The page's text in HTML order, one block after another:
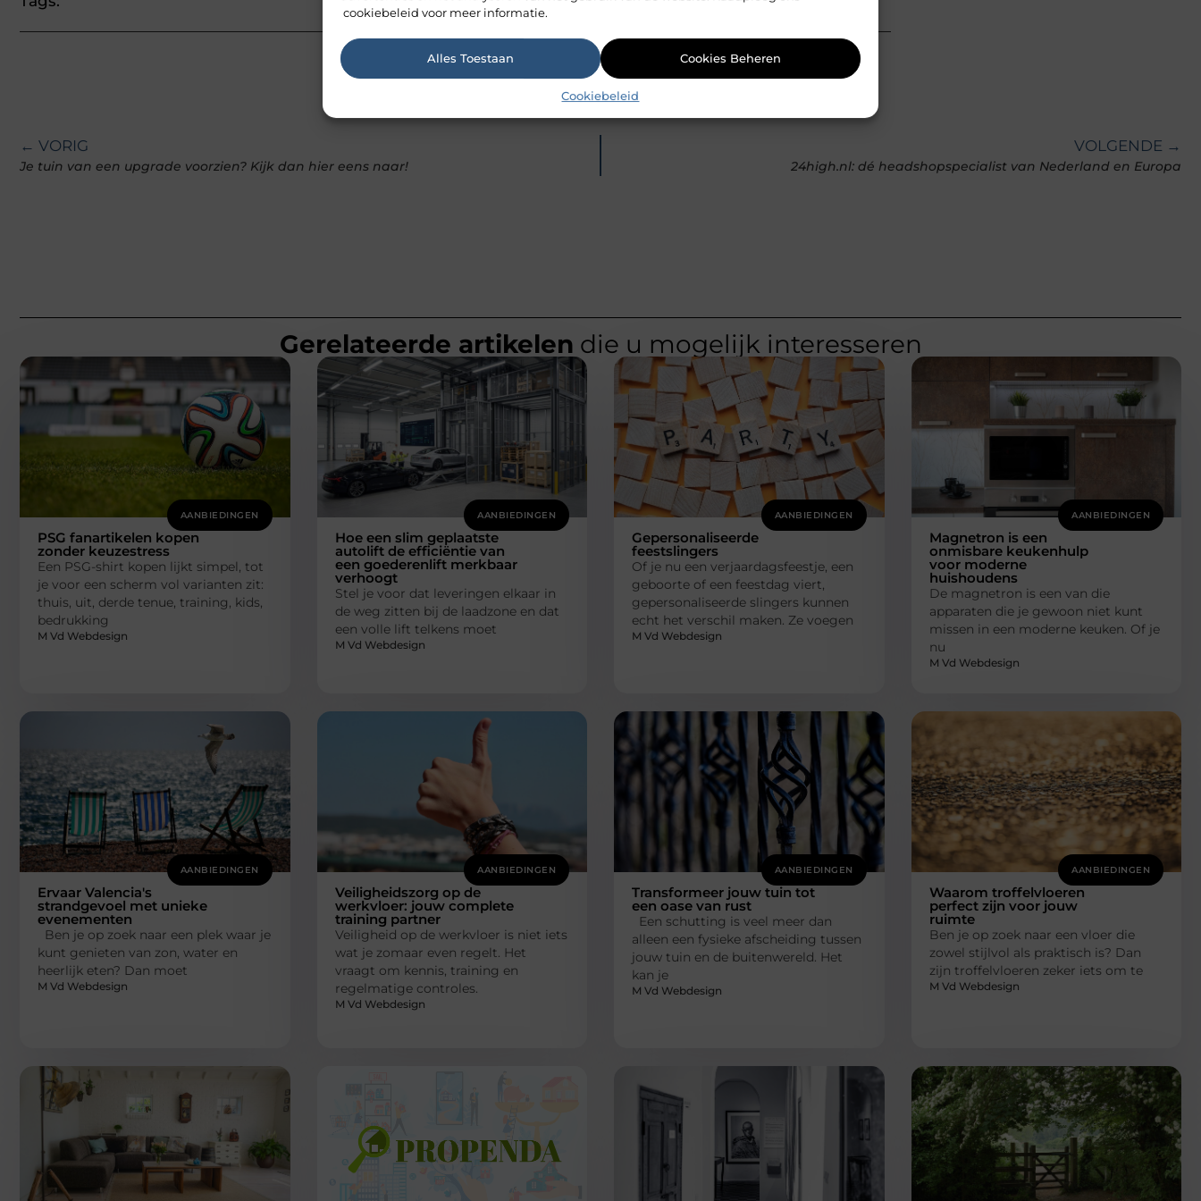
cookiebeleid voor meer informatie.
Alles Toestaan Cookies Beheren
Cookiebeleid
← VORIG
Je tuin van een upgrade voorzien? Kijk dan hier eens naar!
VOLGENDE →
24high.nl: dé headshopspecialist van Nederland en Europa
Gerelateerde artikelen die u mogelijk interesseren
AANBIEDINGEN
PSG fanartikelen kopen
zonder keuzestress
Een PSG-shirt kopen lijkt simpel, tot
je voor een scherm vol varianten zit:
thuis, uit, derde tenue, training, kids,
bedrukking
M Vd Webdesign
AANBIEDINGEN
Hoe een slim geplaatste
autolift de efficiëntie van
een goederenlift merkbaar
verhoogt
Stel je voor dat leveringen elkaar in
de weg zitten bij de laadzone en dat
een volle lift telkens moet
M Vd Webdesign
AANBIEDINGEN
Gepersonaliseerde
feestslingers
Of je nu een verjaardagsfeestje, een
geboorte of een feestdag viert,
gepersonaliseerde slingers kunnen
echt het verschil maken. Ze voegen
M Vd Webdesign
AANBIEDINGEN
Magnetron is een
onmisbare keukenhulp
voor moderne
huishoudens
De magnetron is een van die
apparaten die je gewoon niet kunt
missen in een moderne keuken. Of je
nu
M Vd Webdesign
AANBIEDINGEN
Ervaar Valencia's
strandgevoel met unieke
evenementen
Ben je op zoek naar een plek waar je
kunt genieten van zon, water en
heerlijk eten? Dan moet
M Vd Webdesign
AANBIEDINGEN
Veiligheidszorg op de
werkvloer: jouw complete
training partner
Veiligheid op de werkvloer is niet iets
wat je zomaar even regelt. Het
vraagt om kennis, training en
regelmatige controles.
M Vd Webdesign
AANBIEDINGEN
Transformeer jouw tuin tot
een oase van rust
Een schutting is veel meer dan
alleen een fysieke afscheiding tussen
jouw tuin en de buitenwereld. Het
kan je
M Vd Webdesign
AANBIEDINGEN
Waarom troffelvloeren
perfect zijn voor jouw
ruimte
Ben je op zoek naar een vloer die
zowel stijlvol als praktisch is? Dan
zijn troffelvloeren zeker iets om te
M Vd Webdesign